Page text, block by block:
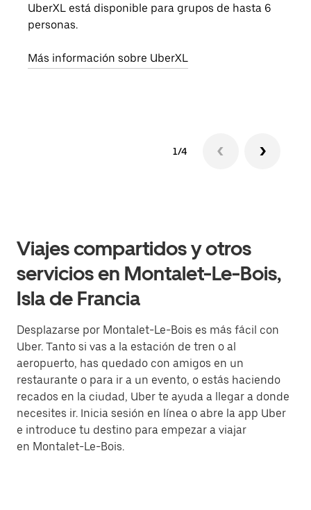
UberXL está disponible para grupos de hasta 6
personas.
Más información sobre UberXL
1/4
Viajes compartidos y otros
servicios en Montalet-Le-Bois,
Isla de Francia
Desplazarse por Montalet-Le-Bois es más fácil con
Uber. Tanto si vas a la estación de tren o al
aeropuerto, has quedado con amigos en un
restaurante o para ir a un evento, o estás haciendo
recados en la ciudad, Uber te ayuda a llegar a donde
necesites ir. Inicia sesión en línea o abre la app Uber
e introduce tu destino para empezar a viajar
en Montalet-Le-Bois.